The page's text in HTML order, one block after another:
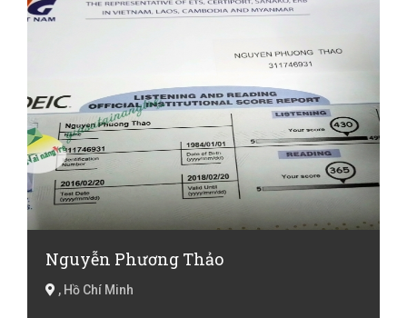
Nguyễn Phương Thảo
, Hồ Chí Minh